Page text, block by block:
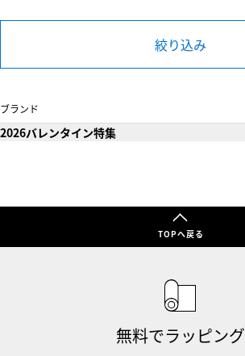
絞り込み
ブランド
2026バレンタイン特集
TOPへ戻る
無料でラッピング